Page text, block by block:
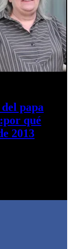
papa
qué
2013